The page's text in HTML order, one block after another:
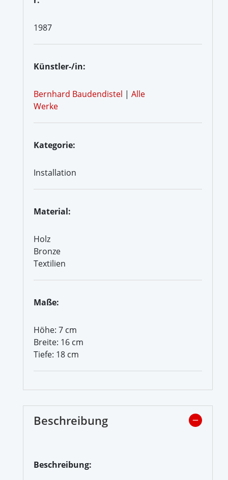
1987
Künstler-/in:
Bernhard Baudendistel | Alle
Werke
Kategorie:
Installation
Material:
Holz
Bronze
Textilien
Maße:
Höhe: 7 cm
Breite: 16 cm
Tiefe: 18 cm
Beschreibung
Beschreibung: